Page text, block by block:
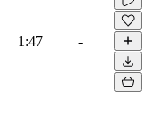
1:47 -